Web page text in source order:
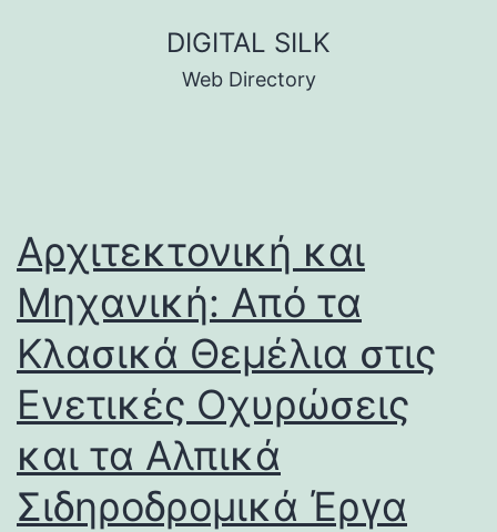
DIGITAL SILK
Web Directory
Αρχιτεκτονική και
Μηχανική: Από τα
Κλασικά Θεμέλια στις
Ενετικές Οχυρώσεις
και τα Αλπικά
Σιδηροδρομικά Έργα